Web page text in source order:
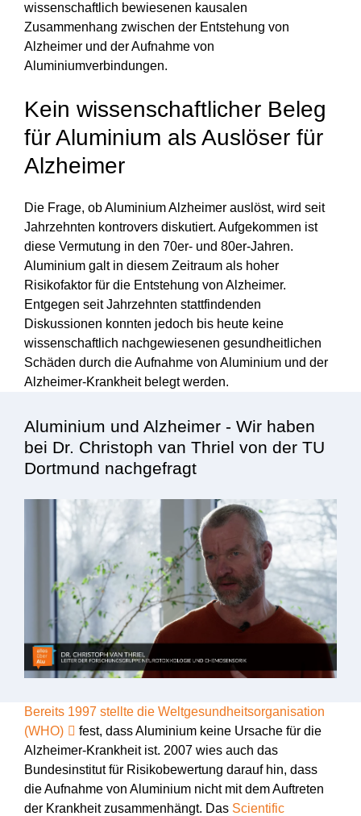
wissenschaftlich bewiesenen kausalen
Zusammenhang zwischen der Entstehung von
Alzheimer und der Aufnahme von
Aluminiumverbindungen.
Kein wissenschaftlicher Beleg
für Aluminium als Auslöser für
Alzheimer
Die Frage, ob Aluminium Alzheimer auslöst, wird seit
Jahrzehnten kontrovers diskutiert. Aufgekommen ist
diese Vermutung in den 70er- und 80er-Jahren.
Aluminium galt in diesem Zeitraum als hoher
Risikofaktor für die Entstehung von Alzheimer.
Entgegen seit Jahrzehnten stattfindenden
Diskussionen konnten jedoch bis heute keine
wissenschaftlich nachgewiesenen gesundheitlichen
Schäden durch die Aufnahme von Aluminium und der
Alzheimer-Krankheit belegt werden.
Aluminium und Alzheimer - Wir haben
bei Dr. Christoph van Thriel von der TU
Dortmund nachgefragt
Bereits 1997 stellte die Weltgesundheitsorganisation
(WHO)
fest, dass Aluminium keine Ursache für die
Alzheimer-Krankheit ist. 2007 wies auch das
Bundesinstitut für Risikobewertung darauf hin, dass
die Aufnahme von Aluminium nicht mit dem Auftreten
der Krankheit zusammenhängt. Das Scientific